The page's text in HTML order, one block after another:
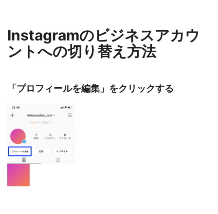
Instagramのビジネスアカウ
ントへの切り替え方法
「プロフィールを編集」をクリックする